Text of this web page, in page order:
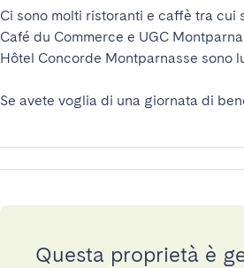
Ci sono molti ristoranti e caffè tra cui
Café du Commerce e UGC
Hôtel Concorde Montparnasse sono
Se avete voglia di una giornata di
Questa proprietà è